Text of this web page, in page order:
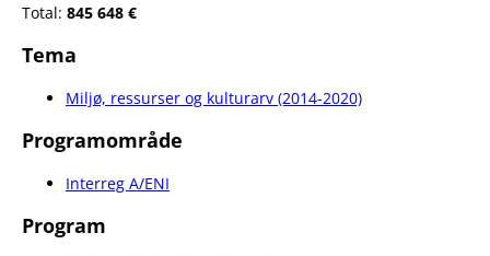
Total: 845 648 €
Tema
Miljø, ressurser og kulturarv (2014-2020)
Programområde
Interreg A/ENI
Program